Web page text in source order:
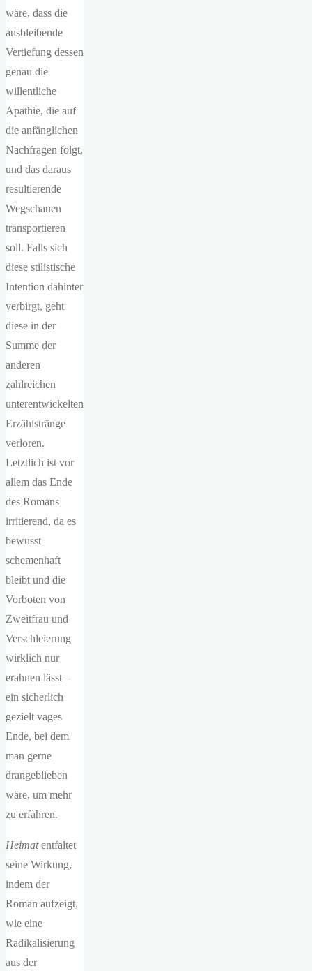
wäre, dass die
ausbleibende
Vertiefung dessen
genau die
willentliche
Apathie, die auf
die anfänglichen
Nachfragen folgt,
und das daraus
resultierende
Wegschauen
transportieren
soll. Falls sich
diese stilistische
Intention dahinter
verbirgt, geht
diese in der
Summe der
anderen
zahlreichen
unterentwickelten
Erzählstränge
verloren.
Letztlich ist vor
allem das Ende
des Romans
irritierend, da es
bewusst
schemenhaft
bleibt und die
Vorboten von
Zweitfrau und
Verschleierung
wirklich nur
erahnen lässt –
ein sicherlich
gezielt vages
Ende, bei dem
man gerne
drangeblieben
wäre, um mehr
zu erfahren.
Heimatentfaltet
seine Wirkung,
indem der
Roman aufzeigt,
wie eine
Radikalisierung
aus der